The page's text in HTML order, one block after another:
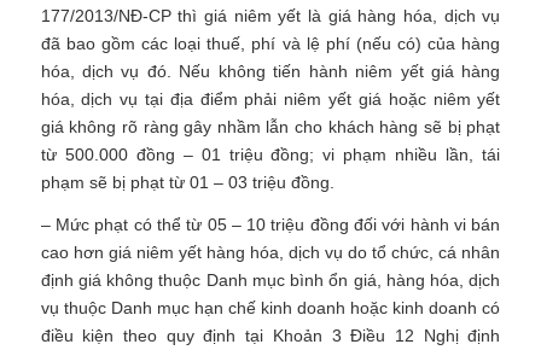
177/2013/NĐ-CP thì giá niêm yết là giá hàng hóa, dịch vụ
đã bao gồm các loại thuế, phí và lệ phí (nếu có) của hàng
hóa, dịch vụ đó. Nếu không tiến hành niêm yết giá hàng
hóa, dịch vụ tại địa điểm phải niêm yết giá hoặc niêm yết
giá không rõ ràng gây nhầm lẫn cho khách hàng sẽ bị phạt
từ 500.000 đồng – 01 triệu đồng; vi phạm nhiều lần, tái
phạm sẽ bị phạt từ 01 – 03 triệu đồng.
– Mức phạt có thể từ 05 – 10 triệu đồng đối với hành vi bán
cao hơn giá niêm yết hàng hóa, dịch vụ do tổ chức, cá nhân
định giá không thuộc Danh mục bình ổn giá, hàng hóa, dịch
vụ thuộc Danh mục hạn chế kinh doanh hoặc kinh doanh có
điều kiện theo quy định tại Khoản 3 Điều 12 Nghị định